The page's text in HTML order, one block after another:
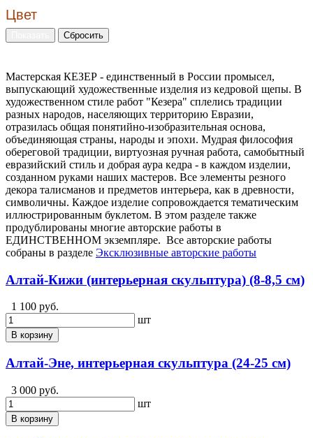
Цвет
Мастерская КЕЗЕР - единственный в России промысел,
выпускающий художественные изделия из кедровой щепы. В
художественном стиле работ "Кезера" сплелись традиции
разных народов, населяющих территорию Евразии,
отразилась общая понятийно-изобразительная основа,
объединяющая страны, народы и эпохи. Мудрая философия
обереговой традиции, виртуозная ручная работа, самобытный
евразийский стиль и добрая аура кедра - в каждом изделии,
созданном руками наших мастеров. Все элементы резного
декора талисманов и предметов интерьера, как в древности,
символичны. Каждое изделие сопровождается тематическим
иллюстрированным буклетом. В этом разделе также
продублированы многие авторские работы в
ЕДИНСТВЕННОМ экземпляре. Все авторские работы
собраны в разделе Эксклюзивные авторские работы
Алтай-Кижи (интерьерная скульптура) (8-8,5 см)
1 100 руб.
шт
В корзину
Алтай-Эне, интерьерная скульптура (24-25 см)
3 000 руб.
шт
В корзину